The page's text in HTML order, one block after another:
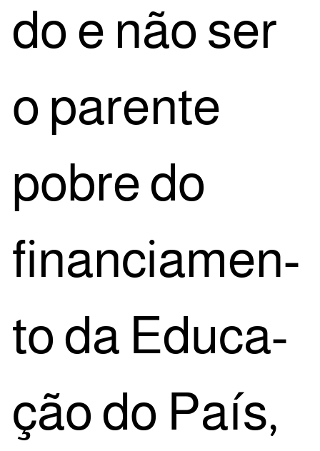
do e não ser
o paren­te
pobre do
finan­ci­a­men­
to da Edu­ca­
ção do País,